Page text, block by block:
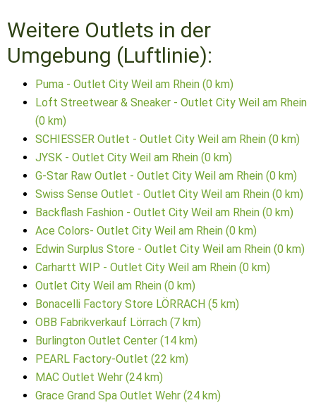
Weitere Outlets in der
Umgebung (Luftlinie):
Puma - Outlet City Weil am Rhein (0 km)
Loft Streetwear & Sneaker - Outlet City Weil am Rhein
(0 km)
SCHIESSER Outlet - Outlet City Weil am Rhein (0 km)
JYSK - Outlet City Weil am Rhein (0 km)
G-Star Raw Outlet - Outlet City Weil am Rhein (0 km)
Swiss Sense Outlet - Outlet City Weil am Rhein (0 km)
Backflash Fashion - Outlet City Weil am Rhein (0 km)
Ace Colors- Outlet City Weil am Rhein (0 km)
Edwin Surplus Store - Outlet City Weil am Rhein (0 km)
Carhartt WIP - Outlet City Weil am Rhein (0 km)
Outlet City Weil am Rhein (0 km)
Bonacelli Factory Store LÖRRACH (5 km)
OBB Fabrikverkauf Lörrach (7 km)
Burlington Outlet Center (14 km)
PEARL Factory-Outlet (22 km)
MAC Outlet Wehr (24 km)
Grace Grand Spa Outlet Wehr (24 km)